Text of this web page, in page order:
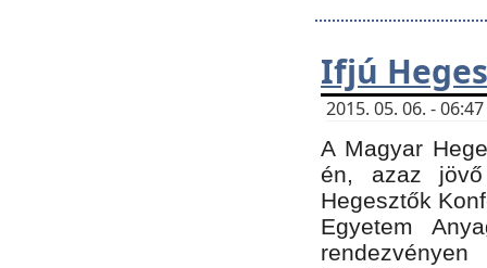
Ifjú
2015. 05. 06. -
A Magyar
én, azaz
Hegesztők
Egyetem